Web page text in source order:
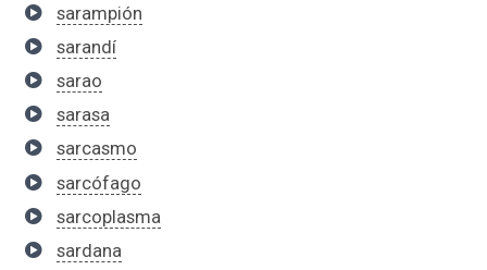
sarampión
sarandí
sarao
sarasa
sarcasmo
sarcófago
sarcoplasma
sardana